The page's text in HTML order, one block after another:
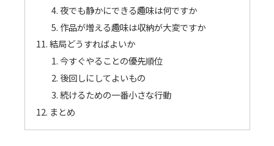
夜でも静かにできる趣味は何ですか
作品が増える趣味は収納が大変ですか
結局どうすればよいか
今すぐやることの優先順位
後回しにしてよいもの
続けるための一番小さな行動
まとめ